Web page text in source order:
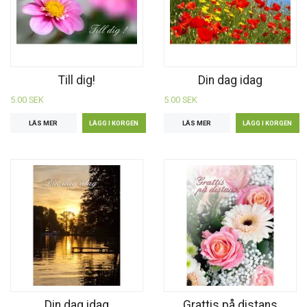
Till dig!
5.00 SEK
LÄS MER
Din dag idag
5.00 SEK
LÄS MER